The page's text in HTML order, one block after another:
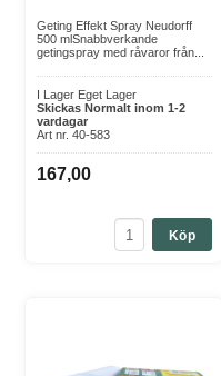
Geting Effekt Spray Neudorff
500 mlSnabbverkande
getingspray med råvaror från...
I Lager Eget Lager
Skickas Normalt inom 1-2
vardagar
Art nr. 40-583
167,00
Köp